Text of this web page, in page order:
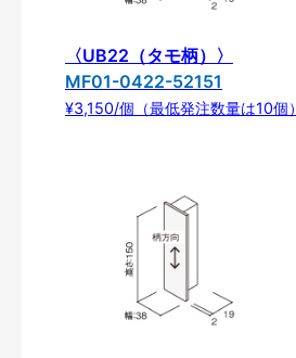
〈UB22（タモ柄）〉
MF01-0422-52151
¥3,150/個（最低発注数量は10個）